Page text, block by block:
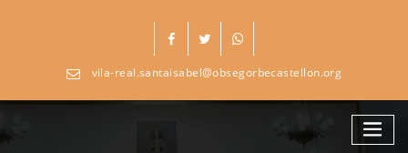
vila-real.santaisabel@obsegorbecastellon.org